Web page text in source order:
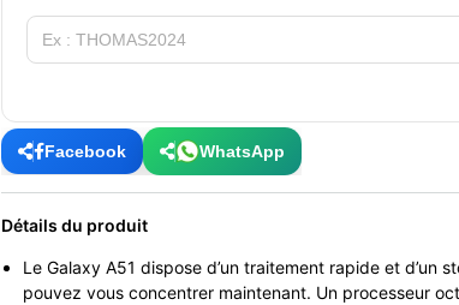
Facebook WhatsApp
Détails du produit
Le Galaxy A51 dispose d’un traitement rapide et d’un
pouvez vous concentrer maintenant. Un processeur